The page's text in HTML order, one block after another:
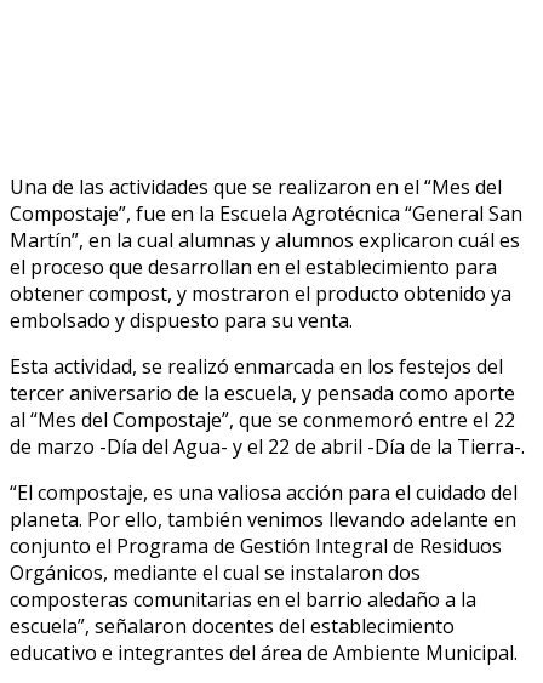
Una de las actividades que se realizaron en el “Mes del
Compostaje”, fue en la Escuela Agrotécnica “General San
Martín”, en la cual alumnas y alumnos explicaron cuál es
el proceso que desarrollan en el establecimiento para
obtener compost, y mostraron el producto obtenido ya
embolsado y dispuesto para su venta.
Esta actividad, se realizó enmarcada en los festejos del
tercer aniversario de la escuela, y pensada como aporte
al “Mes del Compostaje”, que se conmemoró entre el 22
de marzo -Día del Agua- y el 22 de abril -Día de la Tierra-.
“El compostaje, es una valiosa acción para el cuidado del
planeta. Por ello, también venimos llevando adelante en
conjunto el Programa de Gestión Integral de Residuos
Orgánicos, mediante el cual se instalaron dos
composteras comunitarias en el barrio aledaño a la
escuela”, señalaron docentes del establecimiento
educativo e integrantes del área de Ambiente Municipal.